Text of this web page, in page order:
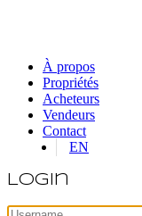
À propos
Propriétés
Acheteurs
Vendeurs
Contact
EN
Login